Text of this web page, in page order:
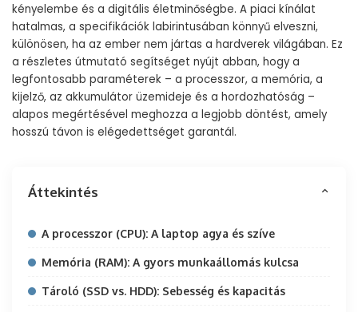
kényelembe és a digitális életminőségbe. A piaci kínálat
hatalmas, a specifikációk labirintusában könnyű elveszni,
különösen, ha az ember nem jártas a hardverek világában. Ez
a részletes útmutató segítséget nyújt abban, hogy a
legfontosabb paraméterek – a processzor, a memória, a
kijelző, az akkumulátor üzemideje és a hordozhatóság –
alapos megértésével meghozza a legjobb döntést, amely
hosszú távon is elégedettséget garantál.
Áttekintés
A processzor (CPU): A laptop agya és szíve
Memória (RAM): A gyors munkaállomás kulcsa
Tároló (SSD vs. HDD): Sebesség és kapacitás